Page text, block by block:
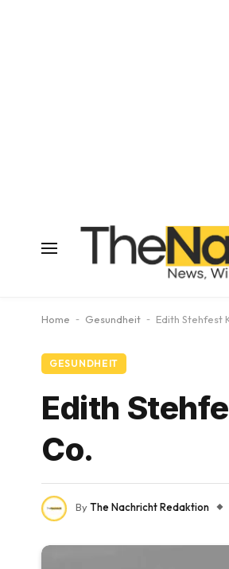
Home - Gesundheit - Edith Stehfest
GESUNDHEIT
Edith
Co.
ByThe Nachricht Redaktion